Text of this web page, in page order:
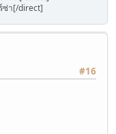
ซ่า[/direct]
#16